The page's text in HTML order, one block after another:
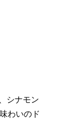
シナモン
わいのド